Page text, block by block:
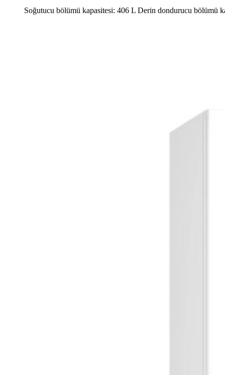
Soğutucu bölümü kapasitesi: 406 L Derin dondurucu bölümü